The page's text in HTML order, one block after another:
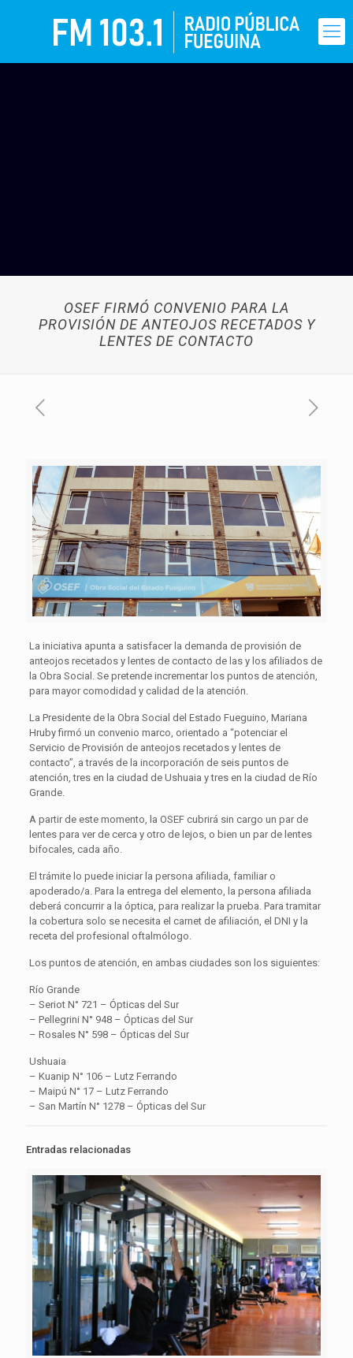
OSEF FIRMÓ CONVENIO PARA LA
PROVISIÓN DE ANTEOJOS RECETADOS Y
LENTES DE CONTACTO
La iniciativa apunta a satisfacer la demanda de provisión de
anteojos recetados y lentes de contacto de las y los afiliados de
la Obra Social. Se pretende incrementar los puntos de atención,
para mayor comodidad y calidad de la atención.
La Presidente de la Obra Social del Estado Fueguino, Mariana
Hruby firmó un convenio marco, orientado a “potenciar el
Servicio de Provisión de anteojos recetados y lentes de
contacto”, a través de la incorporación de seis puntos de
atención, tres en la ciudad de Ushuaia y tres en la ciudad de Río
Grande.
A partir de este momento, la OSEF cubrirá sin cargo un par de
lentes para ver de cerca y otro de lejos, o bien un par de lentes
bifocales, cada año.
El trámite lo puede iniciar la persona afiliada, familiar o
apoderado/a. Para la entrega del elemento, la persona afiliada
deberá concurrir a la óptica, para realizar la prueba. Para tramitar
la cobertura solo se necesita el carnet de afiliación, el DNI y la
receta del profesional oftalmólogo.
Los puntos de atención, en ambas ciudades son los siguientes:
Río Grande
– Seriot N° 721 – Ópticas del Sur
– Pellegrini N° 948 – Ópticas del Sur
– Rosales N° 598 – Ópticas del Sur
Ushuaia
– Kuanip N° 106 – Lutz Ferrando
– Maipú N° 17 – Lutz Ferrando
– San Martín N° 1278 – Ópticas del Sur
Entradas relacionadas